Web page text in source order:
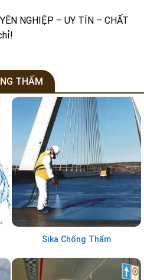
NGHIỆP – UY TÍN – CHẤT
THẤM
Sika Chống Thấm